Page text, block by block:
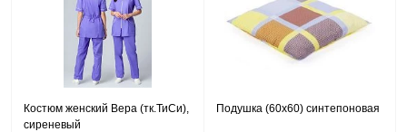
Костюм женский Вера (тк.ТиСи),
сиреневый
Подушка (60х60) синтепоновая